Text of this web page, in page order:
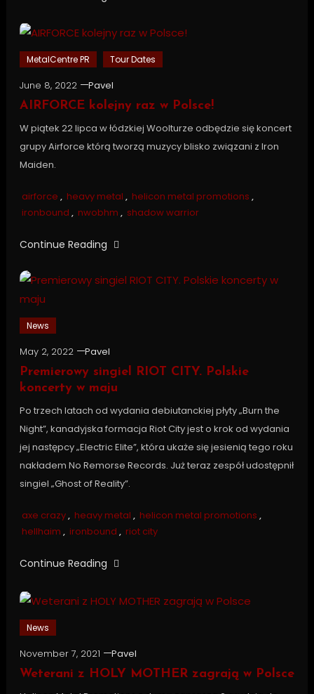
MetalCentre PR Tour Dates
June 8, 2022
Pavel
AIRFORCE kolejny raz w Polsce!
W piątek 22 lipca w łódzkiej Woolturze odbędzie się koncert
grupy Airforce którą tworzą muzycy blisko związani z Iron
Maiden.
airforce , heavy metal , helicon metal promotions ,
ironbound , nwobhm , shadow warrior
Continue Reading
News
May 2, 2022
Pavel
Premierowy singiel RIOT CITY. Polskie
koncerty w maju
Po trzech latach od wydania debiutanckiej płyty „Burn the
Night”, kanadyjska formacja Riot City jest o krok od wydania
jej następcy „Electric Elite”, która ukaże się jesienią tego roku
nakładem No Remorse Records. Już teraz zespół udostępnił
singiel „Ghost of Reality”.
axe crazy, heavy metal , helicon metal promotions ,
hellhaim , ironbound , riot city
Continue Reading
News
November 7, 2021
Pavel
Weterani z HOLY MOTHER zagrają w Polsce